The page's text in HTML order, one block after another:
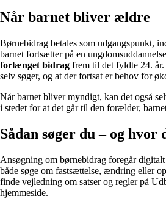
Når barnet bliver ældre
Børnebidrag betales som udgangspunkt,
barnet fortsætter på en
forlænget bidrag frem til det fyldte 24.
selv søger, og at der fortsat er behov for
Når barnet bliver myndigt, kan det også
i stedet for at det går til den forælder,
Sådan søger du – og
Ansøgning om børnebidrag foregår
både søge om fastsættelse, ændring eller
finde vejledning om satser og regler på
hjemmeside.